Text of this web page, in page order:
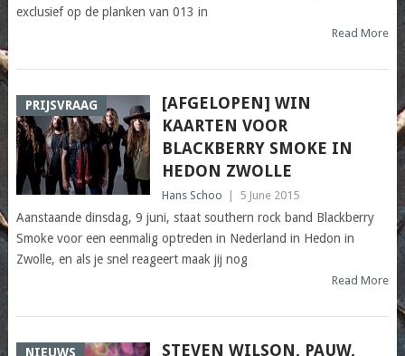
exclusief op de planken van 013 in
Read More
PRIJSVRAAG
[AFGELOPEN] WIN
KAARTEN VOOR
BLACKBERRY SMOKE IN
HEDON ZWOLLE
Hans Schoo 5 June 2015
Aanstaande dinsdag, 9 juni, staat southern rock band Blackberry
Smoke voor een eenmalig optreden in Nederland in Hedon in
Zwolle, en als je snel reageert maak jij nog
Read More
NIEUWS STEVEN WILSON, PAUW,